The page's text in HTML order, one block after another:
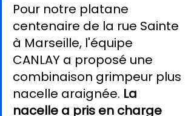
Pour notre platane
centenaire de la rue Sainte
à Marseille, l'équipe
CANLAY a proposé une
combinaison grimpeur plus
nacelle araignée. La
nacelle a pris en charge